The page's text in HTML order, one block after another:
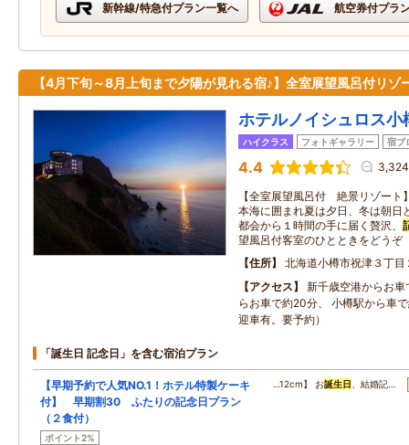
新幹線/特急付プラン一覧へ 航空券付プラ
【4月下旬～8月上旬まで夕陽が見れる宿♪】全室展望風呂付リゾ
ホテルノイシュロス小
ハイクラス フォトギャラリー 宿ブ
4.4
【全室展望風呂付 絶景リゾート
本海に囲まれ夏は夕日、冬は朝日
都会から１時間の手に届く贅沢、
望風呂付客室のひとときをどうぞ
住所
北海道小樽市祝津３丁目
アクセス
新千歳空港からお
らお車で約20分、 小樽駅から車
迎車有。要予約）
「誕生日 記念日」を含む宿泊プラン
【早期予約で人気NO.1！ホテル特製ケーキ
付】 早期割30 ふたりの記念日プラン
（２食付）
ポイント2%
…12cm】 お誕生日 、結婚記…